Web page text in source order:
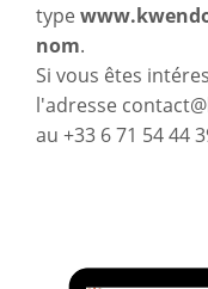
type
nom.
Si vous êtes
l'adresse
au +33 6 71 54 44